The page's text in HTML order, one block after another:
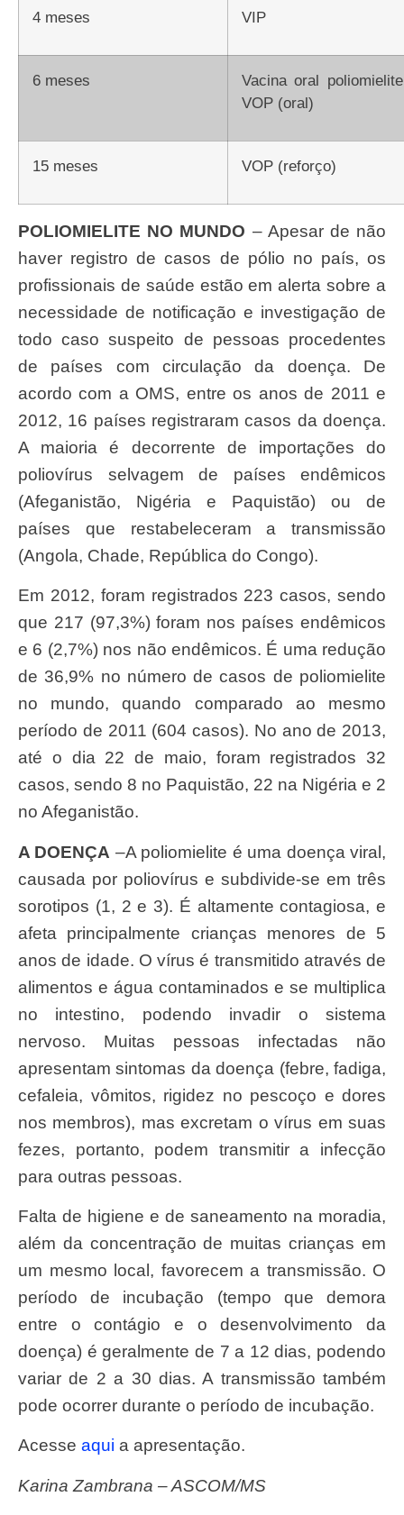
4 meses VIP
6 meses
Vacina oral poliomielite (atenuada) –
VOP (oral)
15 meses VOP (reforço)
POLIOMIELITE NO MUNDO – Apesar de não
haver registro de casos de pólio no país, os
profissionais de saúde estão em alerta sobre a
necessidade de notificação e investigação de
todo caso suspeito de pessoas procedentes
de países com circulação da doença. De
acordo com a OMS, entre os anos de 2011 e
2012, 16 países registraram casos da doença.
A maioria é decorrente de importações do
poliovírus selvagem de países endêmicos
(Afeganistão, Nigéria e Paquistão) ou de
países que restabeleceram a transmissão
(Angola, Chade, República do Congo).
Em 2012, foram registrados 223 casos, sendo
que 217 (97,3%) foram nos países endêmicos
e 6 (2,7%) nos não endêmicos. É uma redução
de 36,9% no número de casos de poliomielite
no mundo, quando comparado ao mesmo
período de 2011 (604 casos). No ano de 2013,
até o dia 22 de maio, foram registrados 32
casos, sendo 8 no Paquistão, 22 na Nigéria e 2
no Afeganistão.
A DOENÇA –A poliomielite é uma doença viral,
causada por poliovírus e subdivide-se em três
sorotipos (1, 2 e 3). É altamente contagiosa, e
afeta principalmente crianças menores de 5
anos de idade. O vírus é transmitido através de
alimentos e água contaminados e se multiplica
no intestino, podendo invadir o sistema
nervoso. Muitas pessoas infectadas não
apresentam sintomas da doença (febre, fadiga,
cefaleia, vômitos, rigidez no pescoço e dores
nos membros), mas excretam o vírus em suas
fezes, portanto, podem transmitir a infecção
para outras pessoas.
Falta de higiene e de saneamento na moradia,
além da concentração de muitas crianças em
um mesmo local, favorecem a transmissão. O
período de incubação (tempo que demora
entre o contágio e o desenvolvimento da
doença) é geralmente de 7 a 12 dias, podendo
variar de 2 a 30 dias. A transmissão também
pode ocorrer durante o período de incubação.
Acesse aqui a apresentação.
Karina Zambrana – ASCOM/MS